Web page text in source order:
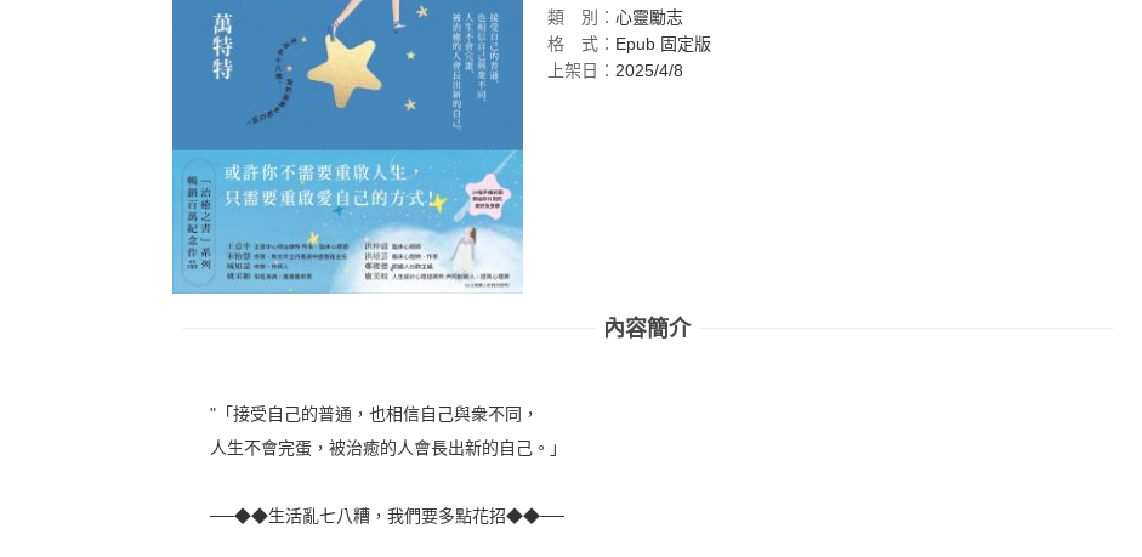
類
別： 心靈勵志
格
式： Epub 固定版
上架日： 2025/4/8
內容簡介
"「接受自己的普通，也相信自己與衆不同，
人生不會完蛋，被治癒的人會長出新的自己。」
──◆◆生活亂七八糟，我們要多點花招◆◆──